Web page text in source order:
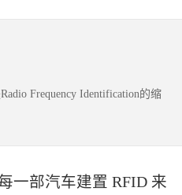
Frequency Identification的缩
一部汽车建置 RFID 来